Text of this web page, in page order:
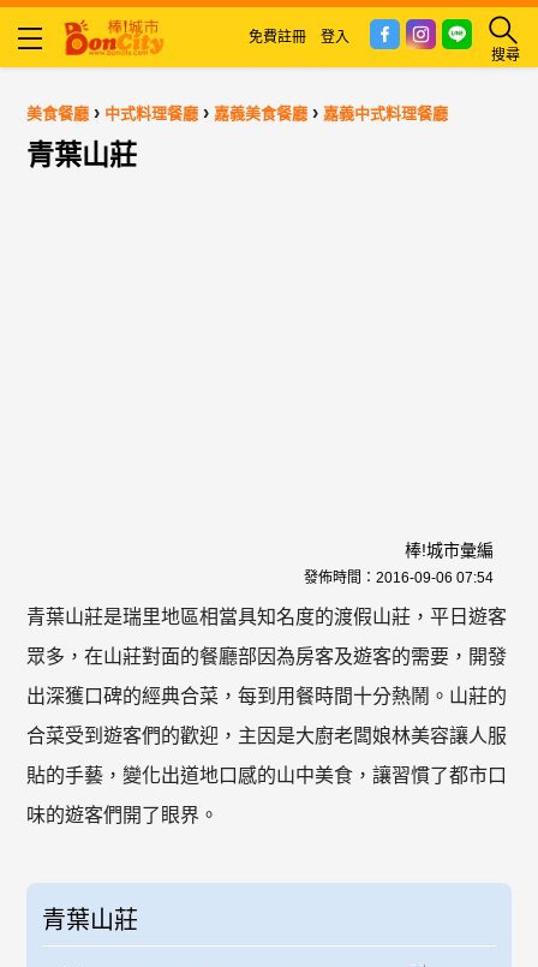
搜尋
免費註冊 登入
美食餐廳 › 中式料理餐廳 ›嘉義美食餐廳 ›嘉義中式料理餐廳
青葉山莊
棒!城市彙編
發佈時間： 2016-09-06 07:54
青葉山莊是瑞里地區相當具知名度的渡假山莊，平日遊客
眾多，在山莊對面的餐廳部因為房客及遊客的需要，開發
出深獲口碑的經典合菜，每到用餐時間十分熱鬧。山莊的
合菜受到遊客們的歡迎，主因是大廚老闆娘林美容讓人服
貼的手藝，變化出道地口感的山中美食，讓習慣了都市口
味的遊客們開了眼界。
青葉山莊